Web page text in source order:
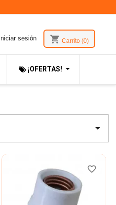
Iniciar sesión shopping_cart Carrito (0)
¡OFERTAS!

favorite_border
favorite_border
favorite_border